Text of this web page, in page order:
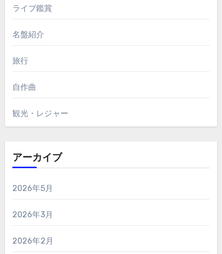
ライブ鑑賞
名盤紹介
旅行
自作曲
観光・レジャー
アーカイブ
2026年5月
2026年3月
2026年2月